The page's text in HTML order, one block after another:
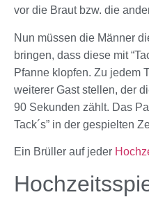
vor die Braut bzw. die
Nun müssen die Männer
bringen, dass diese mit
Pfanne klopfen. Zu jedem
weiterer Gast stellen, der
90 Sekunden zählt. Das
Tack´s” in der gespielten
Ein Brüller auf jeder